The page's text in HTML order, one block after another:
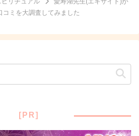
ミを大調査してみました
[PR]